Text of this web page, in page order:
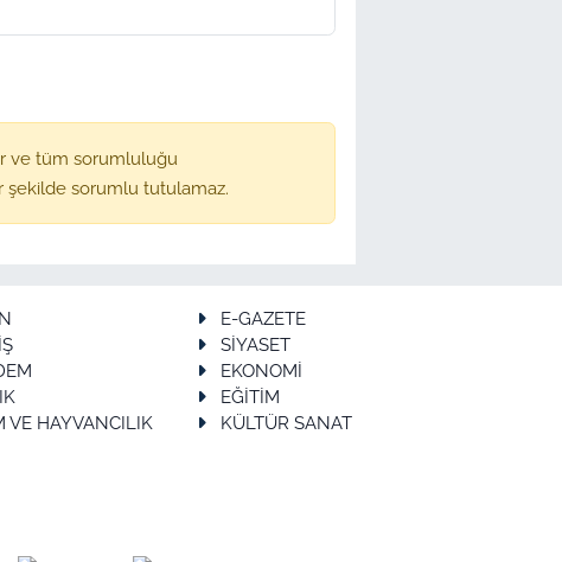
ve tüm sorumluluğu
şekilde sorumlu tutulamaz.
E-GAZETE
SİYASET
EKONOMİ
EĞİTİM
VE HAYVANCILIK
KÜLTÜR SANAT